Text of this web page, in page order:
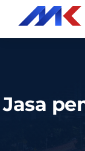
content
Services
Jasa